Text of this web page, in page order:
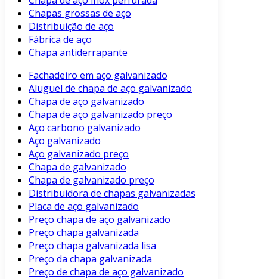
Chapas grossas de aço
Distribuição de aço
Fábrica de aço
Chapa antiderrapante
Fachadeiro em aço galvanizado
Aluguel de chapa de aço galvanizado
Chapa de aço galvanizado
Chapa de aço galvanizado preço
Aço carbono galvanizado
Aço galvanizado
Aço galvanizado preço
Chapa de galvanizado
Chapa de galvanizado preço
Distribuidora de chapas galvanizadas
Placa de aço galvanizado
Preço chapa de aço galvanizado
Preço chapa galvanizada
Preço chapa galvanizada lisa
Preço da chapa galvanizada
Preço de chapa de aço galvanizado